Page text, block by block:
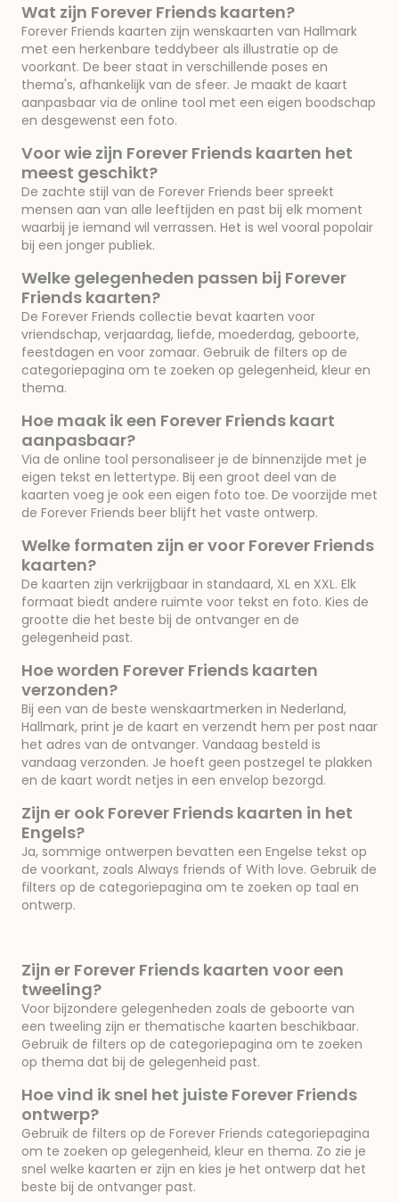
Wat zijn Forever Friends kaarten?
Forever Friends kaarten zijn wenskaarten van Hallmark
met een herkenbare teddybeer als illustratie op de
voorkant. De beer staat in verschillende poses en
thema's, afhankelijk van de sfeer. Je maakt de kaart
aanpasbaar via de online tool met een eigen boodschap
en desgewenst een foto.
Voor wie zijn Forever Friends kaarten het
meest geschikt?
De zachte stijl van de Forever Friends beer spreekt
mensen aan van alle leeftijden en past bij elk moment
waarbij je iemand wil verrassen. Het is wel vooral popolair
bij een jonger publiek.
Welke gelegenheden passen bij Forever
Friends kaarten?
De Forever Friends collectie bevat kaarten voor
vriendschap, verjaardag, liefde, moederdag, geboorte,
feestdagen en voor zomaar. Gebruik de filters op de
categoriepagina om te zoeken op gelegenheid, kleur en
thema.
Hoe maak ik een Forever Friends kaart
aanpasbaar?
Via de online tool personaliseer je de binnenzijde met je
eigen tekst en lettertype. Bij een groot deel van de
kaarten voeg je ook een eigen foto toe. De voorzijde met
de Forever Friends beer blijft het vaste ontwerp.
Welke formaten zijn er voor Forever Friends
kaarten?
De kaarten zijn verkrijgbaar in standaard, XL en XXL. Elk
formaat biedt andere ruimte voor tekst en foto. Kies de
grootte die het beste bij de ontvanger en de
gelegenheid past.
Hoe worden Forever Friends kaarten
verzonden?
Bij een van de beste wenskaartmerken in Nederland,
Hallmark, print je de kaart en verzendt hem per post naar
het adres van de ontvanger. Vandaag besteld is
vandaag verzonden. Je hoeft geen postzegel te plakken
en de kaart wordt netjes in een envelop bezorgd.
Zijn er ook Forever Friends kaarten in het
Engels?
Ja, sommige ontwerpen bevatten een Engelse tekst op
de voorkant, zoals Always friends of With love. Gebruik de
filters op de categoriepagina om te zoeken op taal en
ontwerp.
Zijn er Forever Friends kaarten voor een
tweeling?
Voor bijzondere gelegenheden zoals de geboorte van
een tweeling zijn er thematische kaarten beschikbaar.
Gebruik de filters op de categoriepagina om te zoeken
op thema dat bij de gelegenheid past.
Hoe vind ik snel het juiste Forever Friends
ontwerp?
Gebruik de filters op de Forever Friends categoriepagina
om te zoeken op gelegenheid, kleur en thema. Zo zie je
snel welke kaarten er zijn en kies je het ontwerp dat het
beste bij de ontvanger past.